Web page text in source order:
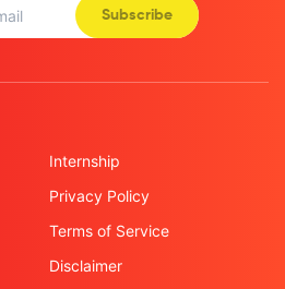
Subscribe
Internship
Privacy Policy
Terms of Service
Disclaimer